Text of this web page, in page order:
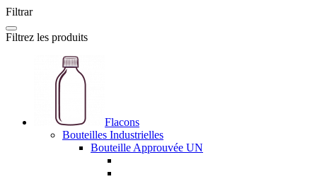
Filtrar
Filtrez les produits
Flacons
Bouteilles Industrielles
Bouteille Approuvée UN